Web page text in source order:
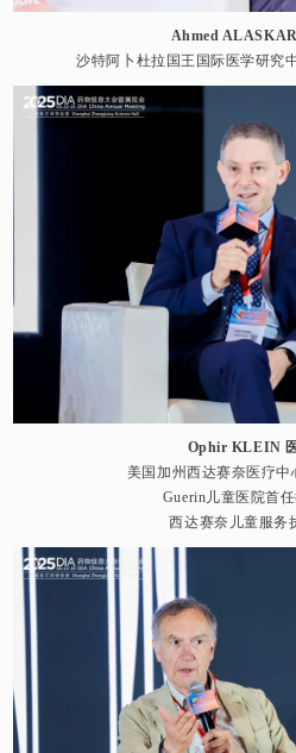
Ahmed
沙特阿卜杜拉国王国际医学研究
Ophir KLEIN
美国加州西达赛奈医疗中
Guerin儿童医院首
西达赛奈儿童服务